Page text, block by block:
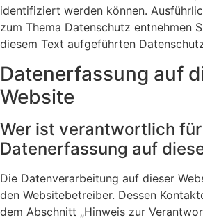
identifiziert werden können.
zum Thema Datenschutz entnehmen
diesem Text aufgeführten
Datenerfassung auf
Website
Wer ist verantwortlich
Datenerfassung auf
Die Datenverarbeitung auf dieser
den Websitebetreiber. Dessen
dem Abschnitt „Hinweis zur